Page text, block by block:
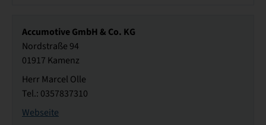
Accumotive GmbH & Co. KG
Nordstraße 94
01917 Kamenz
Herr Marcel Olle
Tel.: 0357837310
Webseite